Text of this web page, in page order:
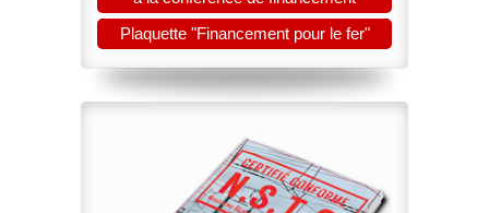
Plaquette "Financement pour le fer"